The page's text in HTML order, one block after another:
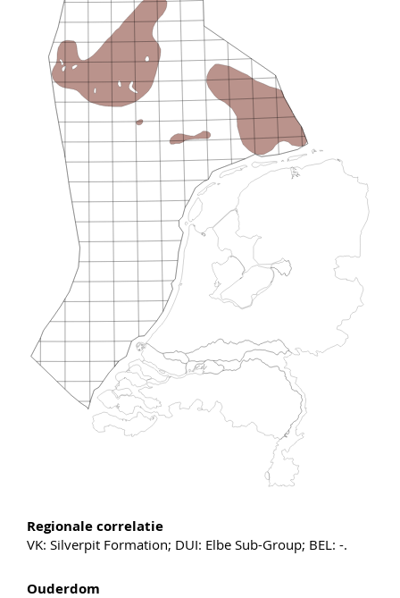
Regionale correlatie
VK: Silverpit Formation; DUI: Elbe Sub-Group; BEL: -.
Ouderdom